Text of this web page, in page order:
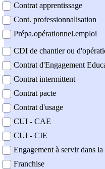
Contrat apprentissage
Cont. professionnalisation
Prépa.opérationnel.emploi
CDI de chantier ou
Contrat d'Engagement
Contrat intermittent
Contrat pacte
Contrat d'usage
CUI - CAE
CUI - CIE
Engagement à servir dans la
Franchise